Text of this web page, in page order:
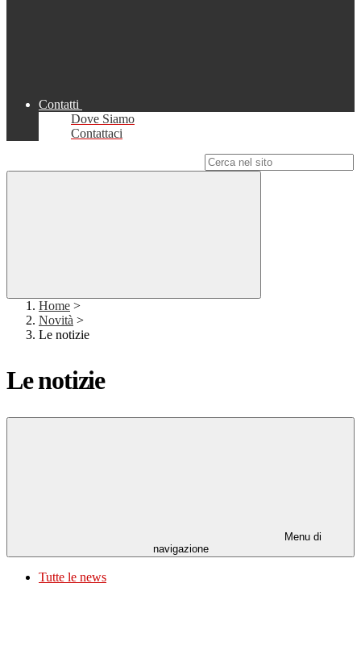
Contatti
Dove Siamo
Contattaci
Home >
Novità >
Le notizie
Le notizie
Menu di
navigazione
Tutte le news